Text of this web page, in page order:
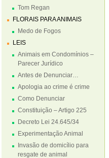
Tom Regan
FLORAIS PARA ANIMAIS
Medo de Fogos
LEIS
Animais em Condomínios –
Parecer Jurídico
Antes de Denunciar…
Apologia ao crime é crime
Como Denunciar
Constituição – Artigo 225
Decreto Lei 24.645/34
Experimentação Animal
Invasão de domicílio para
resgate de animal